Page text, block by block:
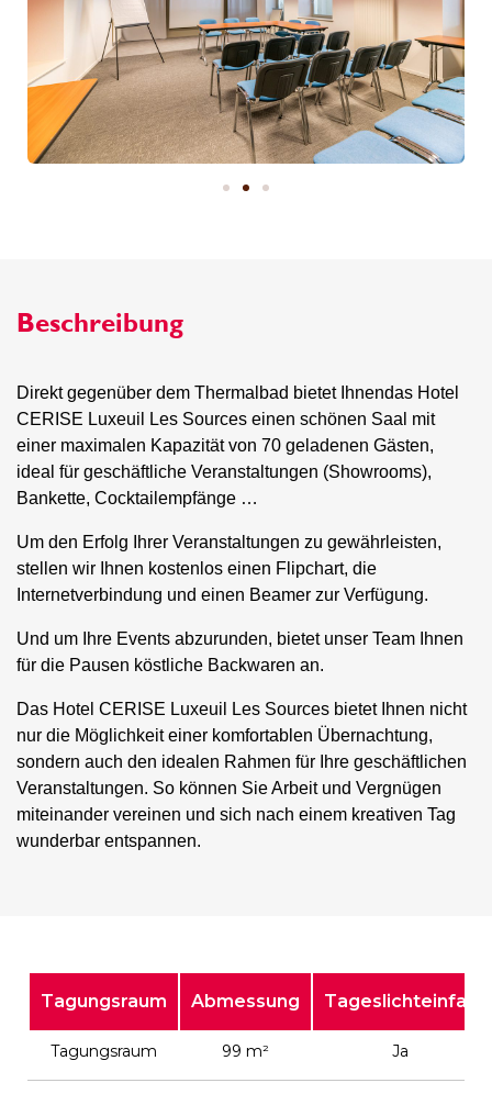
Beschreibung
Direkt gegenüber dem Thermalbad bietet Ihnendas Hotel
CERISE Luxeuil Les Sources einen schönen Saal mit
einer maximalen Kapazität von 70 geladenen Gästen,
ideal für geschäftliche Veranstaltungen (Showrooms),
Bankette, Cocktailempfänge …
Um den Erfolg Ihrer Veranstaltungen zu gewährleisten,
stellen wir Ihnen kostenlos einen Flipchart, die
Internetverbindung und einen Beamer zur Verfügung.
Und um Ihre Events abzurunden, bietet unser Team Ihnen
für die Pausen köstliche Backwaren an.
Das Hotel CERISE Luxeuil Les Sources bietet Ihnen nicht
nur die Möglichkeit einer komfortablen Übernachtung,
sondern auch den idealen Rahmen für Ihre geschäftlichen
Veranstaltungen. So können Sie Arbeit und Vergnügen
miteinander vereinen und sich nach einem kreativen Tag
wunderbar entspannen.
Tagungsraum Abmessung Tageslichteinfall
Tagungsraum 99 m² Ja